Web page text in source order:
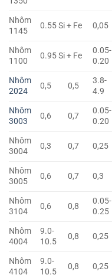
Nhôm
1145
0.55 Si + Fe 0,05
Nhôm
1100
0.95 Si + Fe
0.05-
0.20
Nhôm
2024
0,5 0,5
3.8-
4.9
Nhôm
3003
0,6 0,7
0.05-
0.20
Nhôm
3004
0,3 0,7 0,25
Nhôm
3005
0,6 0,7 0,3
Nhôm
3104
0,6 0,8
0.05-
0.25
Nhôm
4004
9.0-
10.5
0,8 0,25
Nhôm
4104
9.0-
10.5
0,8 0,25